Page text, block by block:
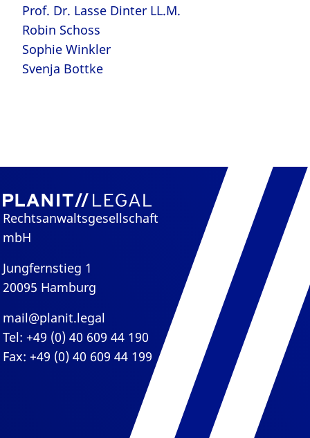
Prof. Dr. Lasse Dinter LL.M.
Robin Schoss
Sophie Winkler
Svenja Bottke
Rechtsanwaltsgesellschaft
mbH
Jungfernstieg 1
20095 Hamburg
mail@planit.legal
Tel: +49 (0) 40 609 44 190
Fax: +49 (0) 40 609 44 199